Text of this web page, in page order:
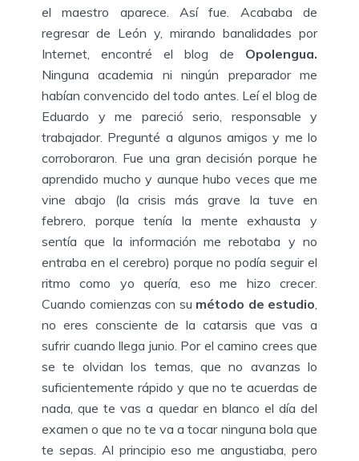
el maestro aparece. Así fue. Acababa de
regresar de León y, mirando banalidades por
Internet, encontré el blog de Opolengua.
Ninguna academia ni ningún preparador me
habían convencido del todo antes. Leí el blog de
Eduardo y me pareció serio, responsable y
trabajador. Pregunté a algunos amigos y me lo
corroboraron. Fue una gran decisión porque he
aprendido mucho y aunque hubo veces que me
vine abajo (la crisis más grave la tuve en
febrero, porque tenía la mente exhausta y
sentía que la información me rebotaba y no
entraba en el cerebro) porque no podía seguir el
ritmo como yo quería, eso me hizo crecer.
Cuando comienzas con su método de estudio
no eres consciente de la catarsis que vas a
sufrir cuando llega junio. Por el camino crees que
se te olvidan los temas, que no avanzas lo
suficientemente rápido y que no te acuerdas de
nada, que te vas a quedar en blanco el día del
examen o que no te va a tocar ninguna bola que
te sepas. Al principio eso me angustiaba, pero